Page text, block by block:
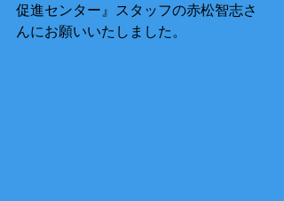
促進センター』スタッフの赤松智志さ
んにお願いいたしました。